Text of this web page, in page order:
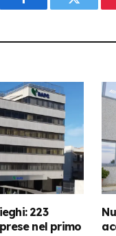
Facebook Twitter
223
nel primo